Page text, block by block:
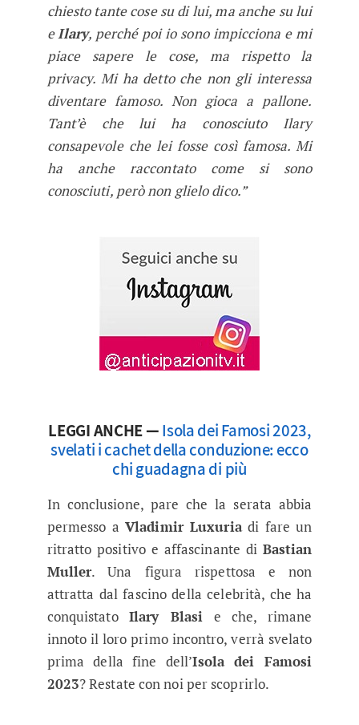
chiesto tante cose su di lui, ma anche su lui
eIlary, perché poi io sono impicciona e mi
piace sapere le cose, ma rispetto la
privacy. Mi ha detto che non gli interessa
diventare famoso. Non gioca a pallone.
Tant’è che lui ha conosciuto Ilary
consapevole che lei fosse così famosa. Mi
ha anche raccontato come si sono
conosciuti, però non glielo dico.”
LEGGI ANCHE —Isola dei Famosi 2023,
svelati i cachet della conduzione: ecco
chi guadagna di più
In conclusione, pare che la serata abbia
permesso a Vladimir Luxuriadi fare un
ritratto positivo e affascinante di Bastian
Muller. Una figura rispettosa e non
attratta dal fascino della celebrità, che ha
conquistato Ilary Blasi e che, rimane
innoto il loro primo incontro, verrà svelato
prima della fine dell’Isola dei Famosi
2023? Restate con noi per scoprirlo.